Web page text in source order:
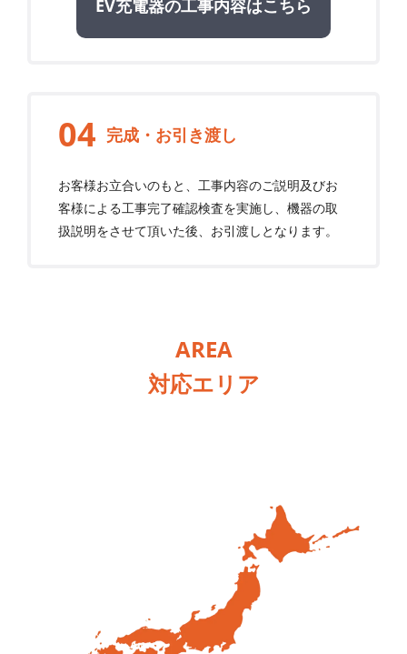
EV充電器の工事内容はこちら
完成・お引き渡し
お客様お立合いのもと、工事内容のご説明及びお
客様による工事完了確認検査を実施し、機器の取
扱説明をさせて頂いた後、お引渡しとなります。
AREA
対応エリア